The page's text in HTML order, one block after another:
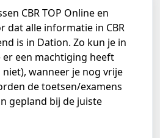
CBR TOP Online en
dat alle informatie in CBR
is in Dation. Zo kun je in
een machtiging heeft
wanneer je nog vrije
de toetsen/examens
gepland bij de juiste